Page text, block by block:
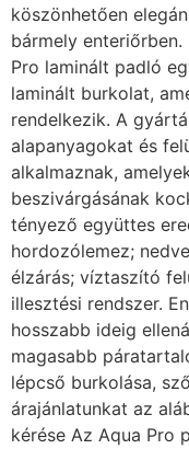
köszönhetően
bármely
Pro laminált padló
laminált burkolat,
rendelkezik. A
alapanyagokat és
alkalmaznak,
beszivárgásának
tényező együttes
hordozólemez;
élzárás; víztaszító
illesztési rendszer.
hosszabb ideig
magasabb
lépcső burkolása,
árajánlatunkat az
kérése Az Aqua Pro